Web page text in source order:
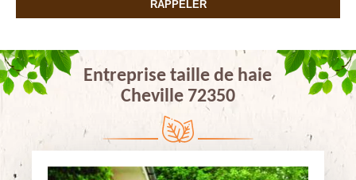
Entreprise taille de haie
Cheville 72350